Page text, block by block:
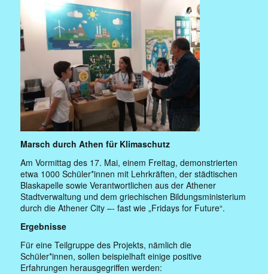
Marsch durch Athen für Klimaschutz
Am Vormittag des 17. Mai, einem Freitag, demonstrierten
etwa 1000 Schüler*innen mit Lehrkräften, der städtischen
Blaskapelle sowie Verantwortlichen aus der Athener
Stadtverwaltung und dem griechischen Bildungsministerium
durch die Athener City –- fast wie „Fridays for Future“.
Ergebnisse
Für eine Teilgruppe des Projekts, nämlich die
Schüler*innen, sollen beispielhaft einige positive
Erfahrungen herausgegriffen werden: